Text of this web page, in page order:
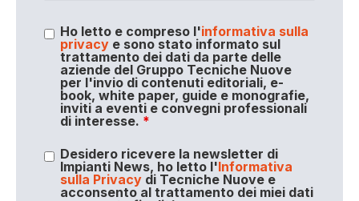
Ho letto e compreso l'informativa sulla
privacye sono stato informato sul
trattamento dei dati da parte delle
aziende del Gruppo Tecniche Nuove
per l'invio di contenuti editoriali, e-
book, white paper, guide e monografie,
inviti a eventi e convegni professionali
di interesse. *
Desidero ricevere la newsletter di
Impianti News, ho letto l'Informativa
sulla Privacydi Tecniche Nuove e
acconsento al trattamento dei miei dati